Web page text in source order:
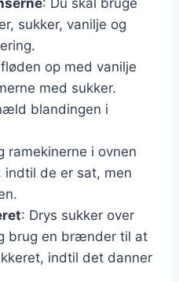
sukker, vanilje og
op med vanilje
med sukker.
blandingen i
ramekinerne i ovnen
indtil de er sat, men
: Drys sukker over
brug en brænder til at
indtil det danner